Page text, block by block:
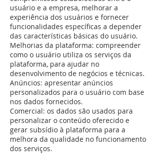
usuário e a empresa, melhorar a
experiência dos usuários e fornecer
funcionalidades específicas a depender
das características básicas do usuário.
Melhorias da plataforma: compreender
como o usuário utiliza os serviços da
plataforma, para ajudar no
desenvolvimento de negócios e técnicas.
Anúncios: apresentar anúncios
personalizados para o usuário com base
nos dados fornecidos.
Comercial: os dados são usados para
personalizar o conteúdo oferecido e
gerar subsídio à plataforma para a
melhora da qualidade no funcionamento
dos serviços.